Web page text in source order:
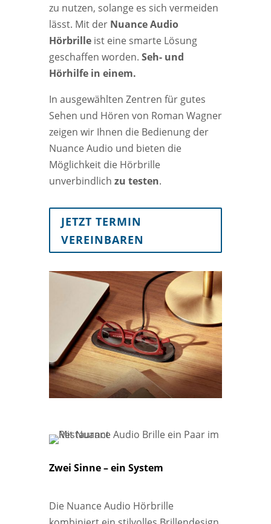
zu nutzen, solange es sich vermeiden
lässt. Mit der Nuance Audio
Hörbrilleist eine smarte Lösung
geschaffen worden. Seh- und
Hörhilfe in einem.
In ausgewählten Zentren für gutes
Sehen und Hören von Roman Wagner
zeigen wir Ihnen die Bedienung der
Nuance Audio und bieten die
Möglichkeit die Hörbrille
unverbindlich zu testen.
JETZT TERMIN
VEREINBAREN
Zwei Sinne – ein System
Die Nuance Audio Hörbrille